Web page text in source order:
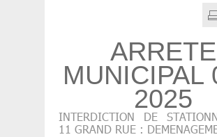
ARRETE
MUNICIPAL
2025
INTERDICTION DE
11 GRAND RUE :